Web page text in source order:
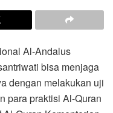
Al-Andalus
bisa menjaga
dengan melakukan uji
para praktisi Al-Quran